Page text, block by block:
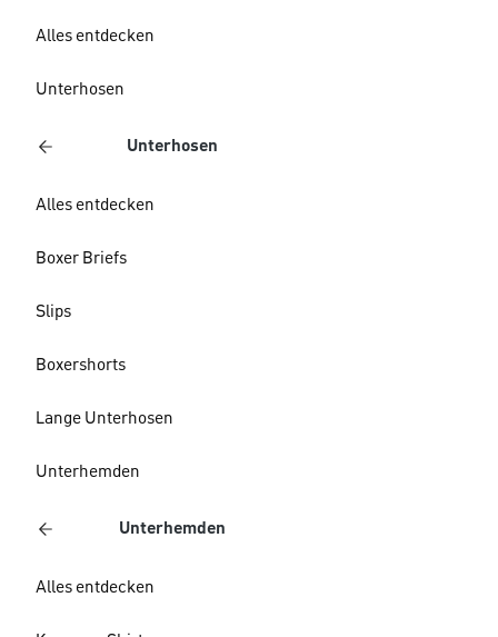
Alles entdecken
Unterhosen
Unterhosen
Alles entdecken
Boxer Briefs
Slips
Boxershorts
Lange Unterhosen
Unterhemden
Unterhemden
Alles entdecken